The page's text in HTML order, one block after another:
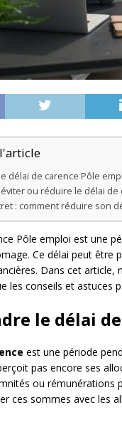
délai de carence Pôle
ou réduire le délai de
: comment réduire son
Pôle emploi est une
Ce délai peut
Dans cet
les conseils et astuces
le délai
est une période
pas encore ses
ou rémunérations
ces sommes avec les